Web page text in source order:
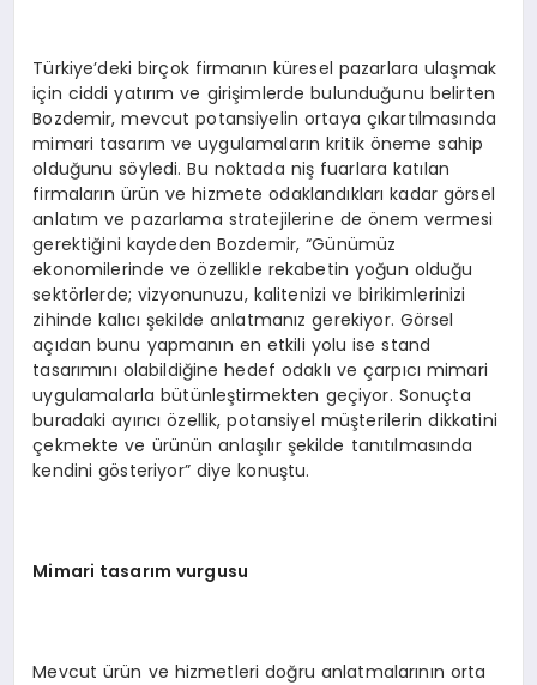
Türkiye’deki birçok firmanın küresel pazarlara ulaşmak
için ciddi yatırım ve girişimlerde bulunduğunu belirten
Bozdemir, mevcut potansiyelin ortaya çıkartılmasında
mimari tasarım ve uygulamaların kritik öneme sahip
olduğunu söyledi. Bu noktada niş fuarlara katılan
firmaların ürün ve hizmete odaklandıkları kadar görsel
anlatım ve pazarlama stratejilerine de önem vermesi
gerektiğini kaydeden Bozdemir, “Günümüz
ekonomilerinde ve özellikle rekabetin yoğun olduğu
sektörlerde; vizyonunuzu, kalitenizi ve birikimlerinizi
zihinde kalıcı şekilde anlatmanız gerekiyor. Görsel
açıdan bunu yapmanın en etkili yolu ise stand
tasarımını olabildiğine hedef odaklı ve çarpıcı mimari
uygulamalarla bütünleştirmekten geçiyor. Sonuçta
buradaki ayırıcı özellik, potansiyel müşterilerin dikkatini
çekmekte ve ürünün anlaşılır şekilde tanıtılmasında
kendini gösteriyor” diye konuştu.
Mimari tasarım vurgusu
Mevcut ürün ve hizmetleri doğru anlatmalarının orta